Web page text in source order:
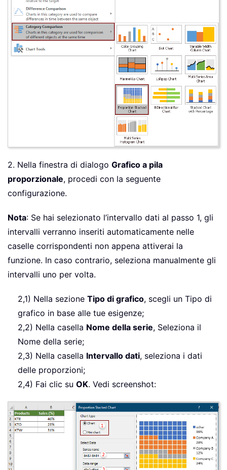
2. Nella finestra di dialogo Grafico a pila
proporzionale, procedi con la seguente
configurazione.
Nota: Se hai selezionato l’intervallo dati al passo 1, gli
intervalli verranno inseriti automaticamente nelle
caselle corrispondenti non appena attiverai la
funzione. In caso contrario, seleziona manualmente gli
intervalli uno per volta.
2,1) Nella sezione Tipo di grafico, scegli un Tipo di
grafico in base alle tue esigenze;
2,2) Nella casella Nome della serie, Seleziona il
Nome della serie;
2,3) Nella casella Intervallo dati, seleziona i dati
delle proporzioni;
2,4) Fai clic su OK. Vedi screenshot: